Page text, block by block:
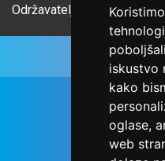
iskustvo
kako
oglase,
web
Održavatelj Netcom d.o.o.,